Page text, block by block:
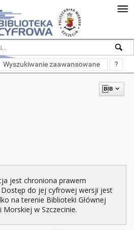
Wyszukiwanie zaawansowane ?
jest chroniona prawem
do jej cyfrowej wersji jest
na terenie Biblioteki Głównej
Morskiej w Szczecinie.